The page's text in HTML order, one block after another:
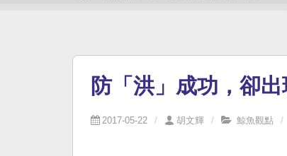
防「洪」成功，卻
2017-05-22 胡文輝 鯨魚觀點